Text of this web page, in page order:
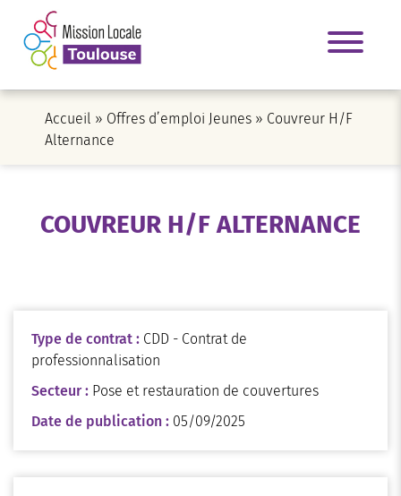
Accueil » Offres d’emploi Jeunes » Couvreur H/F
Alternance
COUVREUR H/F ALTERNANCE
Type de contrat : CDD - Contrat de
professionnalisation
Secteur : Pose et restauration de couvertures
Date de publication : 05/09/2025